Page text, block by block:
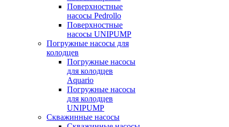
Поверхностные
насосы Pedrollo
Поверхностные
насосы UNIPUMP
Погружные насосы для
колодцев
Погружные насосы
для колодцев
Aquario
Погружные насосы
для колодцев
UNIPUMP
Скважинные насосы